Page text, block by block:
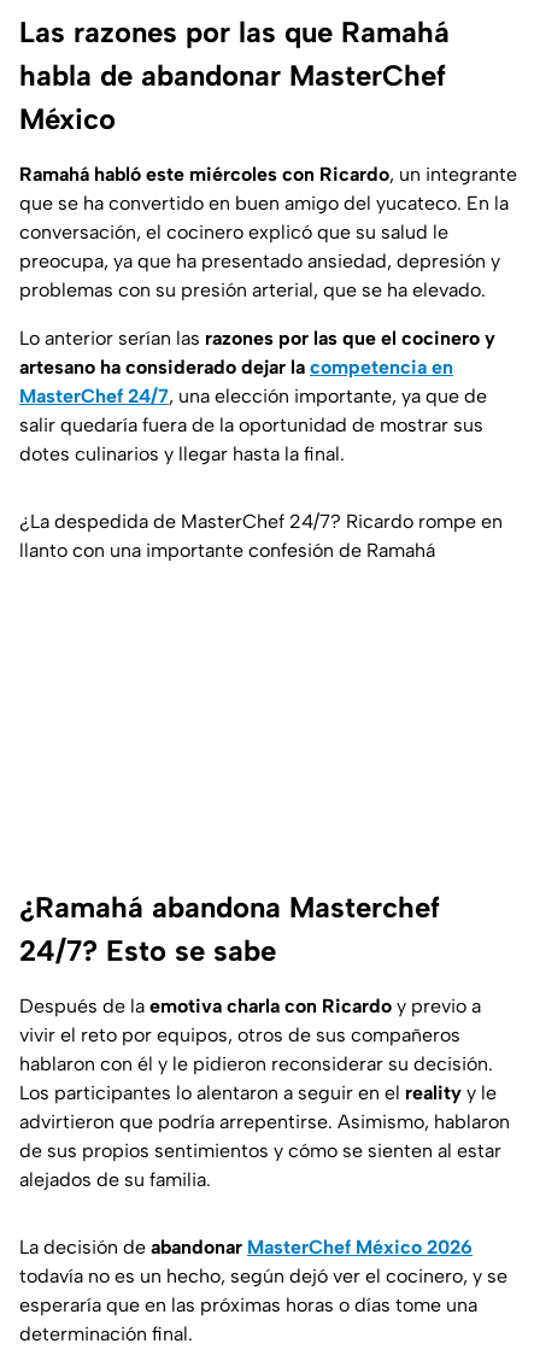
Las razones por las que Ramahá
habla de abandonar MasterChef
México
Ramahá habló este miércoles con Ricardo, un integrante
que se ha convertido en buen amigo del yucateco. En la
conversación, el cocinero explicó que su salud le
preocupa, ya que ha presentado ansiedad, depresión y
problemas con su presión arterial, que se ha elevado.
Lo anterior serían las razones por las que el cocinero y
artesano ha considerado dejar la competencia en
MasterChef 24/7, una elección importante, ya que de
salir quedaría fuera de la oportunidad de mostrar sus
dotes culinarios y llegar hasta la final.
¿La despedida de MasterChef 24/7? Ricardo rompe en
llanto con una importante confesión de Ramahá
¿Ramahá abandona Masterchef
24/7? Esto se sabe
Después de la emotiva charla con Ricardo y previo a
vivir el reto por equipos, otros de sus compañeros
hablaron con él y le pidieron reconsiderar su decisión.
Los participantes lo alentaron a seguir en el reality y le
advirtieron que podría arrepentirse. Asimismo, hablaron
de sus propios sentimientos y cómo se sienten al estar
alejados de su familia.
La decisión de abandonar MasterChef México 2026
todavía no es un hecho, según dejó ver el cocinero, y se
esperaría que en las próximas horas o días tome una
determinación final.